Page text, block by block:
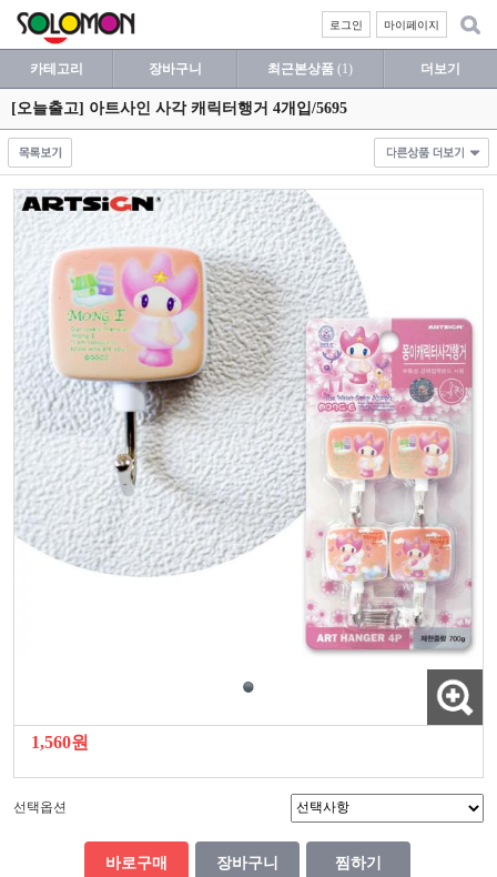
마이페이지
로그인
카테고리 장바구니 최근본상품 (1) 더보기
[오늘출고] 아트사인 사각 캐릭터행거 4개입/5695
1,560원
선택옵션
바로구매 장바구니 찜하기